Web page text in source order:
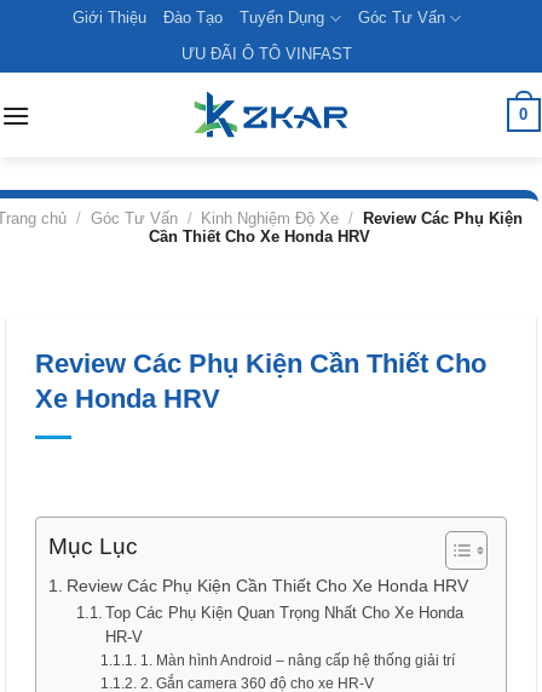
content
Giới Thiệu Đào Tạo Tuyển Dụng
Góc Tư Vấn
ƯU ĐÃI Ô TÔ VINFAST
0
chủ / Góc Tư Vấn / Kinh Nghiệm Độ Xe /
Review Các Phụ Kiện
Cần Thiết Cho Xe Honda HRV
Review Các Phụ Kiện Cần Thiết Cho
Xe Honda HRV
Mục Lục
Review Các Phụ Kiện Cần Thiết Cho Xe Honda HRV
Top Các Phụ Kiện Quan Trọng Nhất Cho Xe Honda
HR-V
1. Màn hình Android – nâng cấp hệ thống giải trí
2. Gắn camera 360 độ cho xe HR-V